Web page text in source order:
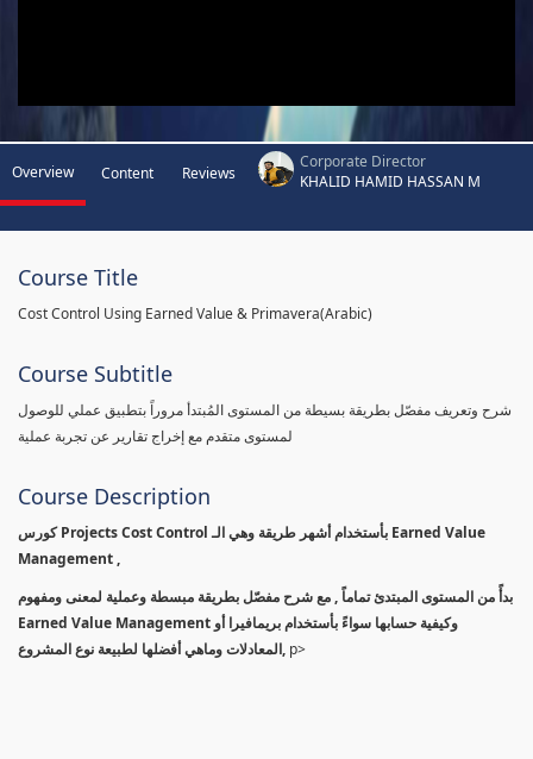
Overview Content Reviews
Corporate Director
KHALID HAMID HASSAN M
Course Title
Cost Control Using Earned Value & Primavera(Arabic)
Course Subtitle
شرح وتعريف مفصّل بطريقة بسيطة من المستوى المُبتدأ مروراً بتطبيق عملي للوصول
لمستوى متقدم مع إخراج تقارير عن تجربة عملية
Course Description
كورس Projects Cost Control بأستخدام أشهر طريقة وهي الـ Earned Value
Management ,
بدأً من المستوى المبتدئ تماماً , مع شرح مفصّل بطريقة مبسطة وعملية لمعنى ومفهوم
Earned Value Management وكيفية حسابها سواءً بأستخدام بريمافيرا أو
المعادلات وماهي أفضلها لطبيعة نوع المشروع, p>